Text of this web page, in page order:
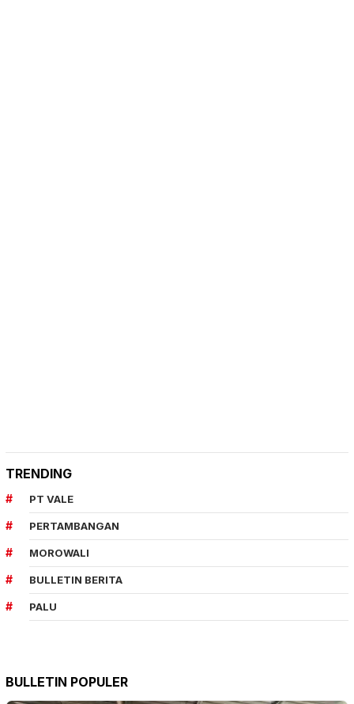
TRENDING
PT VALE
PERTAMBANGAN
MOROWALI
BULLETIN BERITA
PALU
BULLETIN POPULER